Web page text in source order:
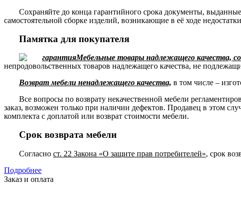
Сохраняйте до конца гарантийного срока документы,
самостоятельной сборке изделий, возникающие в её ходе
Памятка для покупателя
Мебельные товары надлежащего качества,
непродовольственных товаров надлежащего качества, не
Возврат мебели ненадлежащего качества, в том числе –
Все вопросы по возврату некачественной мебели
заказ, возможен только при наличии дефектов. Продавец в этом
комплекта с доплатой или возврат стоимости мебели.
Срок возврата мебели
Согласно ст. 22 Закона «О защите прав потребителей», срок
Подробнее
Заказ и оплата